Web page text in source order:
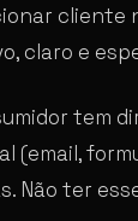
cliente
claro e
tem
(email,
Não ter